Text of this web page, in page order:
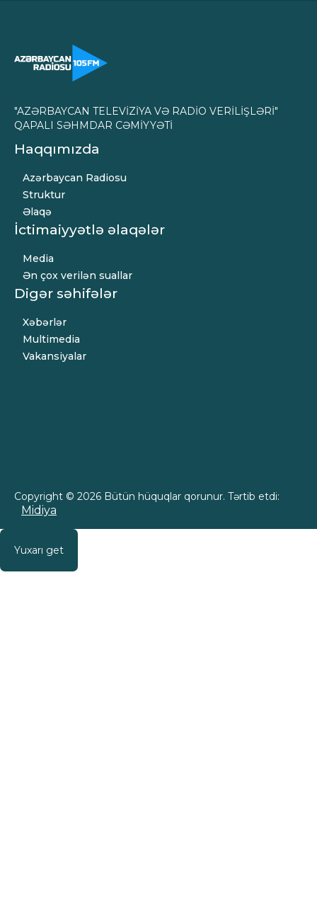
"AZƏRBAYCAN TELEVİZİYA VƏ RADİO VERİLİŞLƏRİ"
QAPALI SƏHMDAR CƏMİYYƏTİ
Haqqımızda
Azərbaycan Radiosu
Struktur
Əlaqə
İctimaiyyətlə əlaqələr
Media
Ən çox verilən suallar
Digər səhifələr
Xəbərlər
Multimedia
Vakansiyalar
Copyright © 2026 Bütün hüquqlar qorunur. Tərtib etdi:
Midiya
Yuxarı get